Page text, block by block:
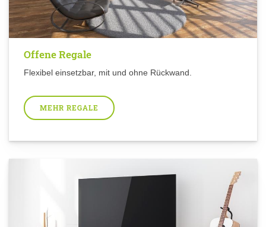
Offene Regale
Flexibel einsetzbar, mit und ohne Rückwand.
MEHR REGALE